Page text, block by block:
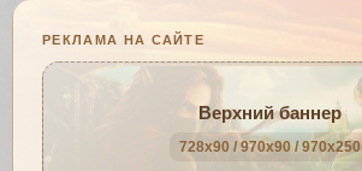
РЕКЛАМА НА САЙТЕ
Верхний баннер
728x90 / 970x90 / 970x250